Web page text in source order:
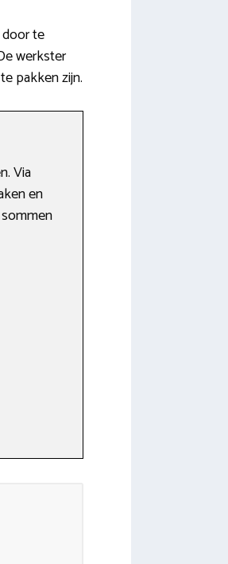
te
werkster
pakken zijn.
Via
en